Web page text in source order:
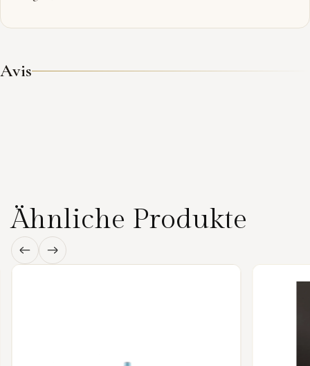
Avis
Ähnliche Produkte